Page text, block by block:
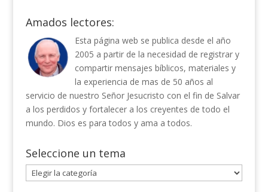
Amados lectores:
Esta página web se publica desde el año
2005 a partir de la necesidad de registrar y
compartir mensajes bíblicos, materiales y
la experiencia de mas de 50 años al
servicio de nuestro Señor Jesucristo con el fin de Salvar
a los perdidos y fortalecer a los creyentes de todo el
mundo. Dios es para todos y ama a todos.
Seleccione un tema
Seleccione
un